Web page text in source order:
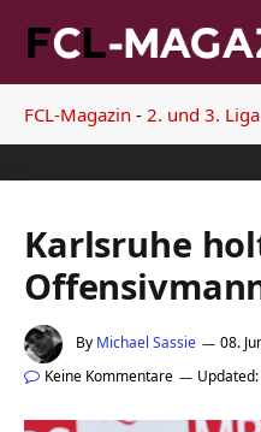
FCL-Magazin - 2. und 3. Liga
Karlsruhe
By Michael Sassie
08.
Keine Kommentare
Updated: